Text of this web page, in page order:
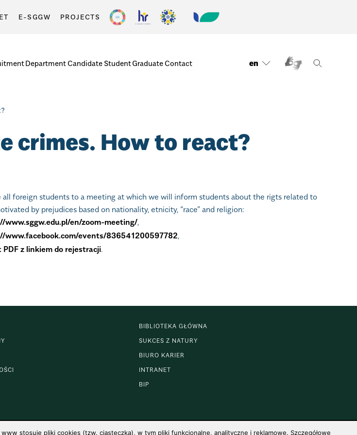
E-SGGW PROJECTS
DepartmentCandidate StudentGraduateContact en
crimes. How to react?
all foreign students to a meeting at which we will inform students about the rigts related to
by prejudices based on nationality, etnicity, “race” and religion:
www.sggw.edu.pl/en/zoom-meeting/,
www.facebook.com/events/836541200597782,
PDF z linkiem do rejestracji.
BIBLIOTEKA GŁÓWNA
SUKCES Z NATURY
BIURO KARIER
INTRANET
BIP
stosuje pliki cookies (tzw. ciasteczka), w tym pliki funkcjonalne, analityczne i reklamowe. Szczegółowe